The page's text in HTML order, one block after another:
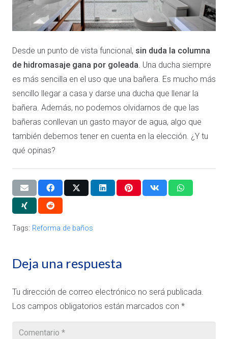
Desde un punto de vista funcional, sin duda la columna
de hidromasaje gana por goleada . Una ducha siempre
es más sencilla en el uso que una bañera. Es mucho más
sencillo llegar a casa y darse una ducha que llenar la
bañera. Además, no podemos olvidarnos de que las
bañeras conllevan un gasto mayor de agua, algo que
también debemos tener en cuenta en la elección. ¿Y tu
qué opinas?
Tags: Reforma de baños
Deja una respuesta
Tu dirección de correo electrónico no será publicada.
Los campos obligatorios están marcados con *